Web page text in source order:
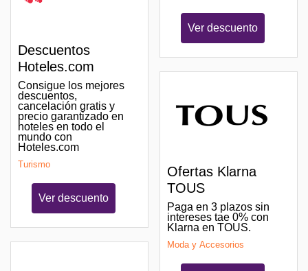
Descuentos
Hoteles.com
Consigue los mejores
descuentos,
cancelación gratis y
precio garantizado en
hoteles en todo el
mundo con
Hoteles.com
Turismo
Ver descuento
Ver descuento
Ofertas Klarna
TOUS
Paga en 3 plazos sin
intereses tae 0% con
Klarna en TOUS.
Moda y Accesorios